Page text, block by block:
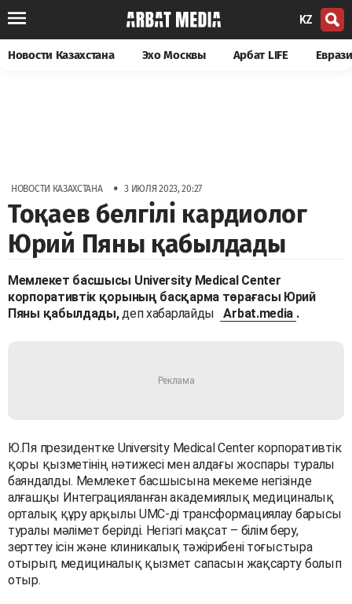
KZ
Новости Казахстана Эхо Москвы Арбат LIFE
НОВОСТИ КАЗАХСТАНА • 3 ИЮЛЯ 2023, 20:27
Тоқаев белгілі кардиолог
Юрий Пяны қабылдады
Мемлекет басшысы University Medical Center
корпоративтік қорының басқарма төрағасы Юрий
Пяны қабылдады, деп хабарлайды Arbat.media .
Ю.Пя президентке University Medical Center корпоративтік
қоры қызметінің нәтижесі мен алдағы жоспары туралы
баяндалды. Мемлекет басшысына мекеме негізінде
алғашқы Интеграцияланған академиялық медициналық
орталық құру арқылы UMC-ді трансформациялау барысы
туралы мәлімет берілді. Негізгі мақсат – білім беру,
зерттеу ісін және клиникалық тәжірибені тоғыстыра
отырып, медициналық қызмет сапасын жақсарту болып
отыр.